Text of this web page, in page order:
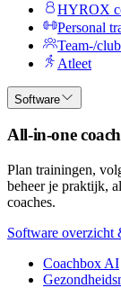
HYROX
Personal
Team-/
Atleet
Software
All-in-one
Plan trainingen,
beheer je praktijk,
coaches.
Software overzicht
Coachbox AI